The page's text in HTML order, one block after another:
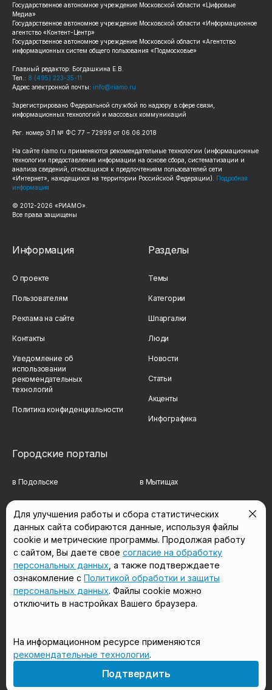
Государственное автономное учреждение Московской области «Цифровые
Медиа»
Государственное автономное учреждение Московской области «Информационное
агентство «Контент-Центр»
Государственное автономное учреждение Московской области «Агентство
информационных систем общего пользования «Подмосковье»
Главный редактор: Богдашкина Е.В.
Тел.: 8 (495) 223-35-11
Адрес электронной почты: info@riamo.ru
Зарегистрировано Федеральной службой по надзору в сфере связи,
информационных технологий и массовых коммуникаций
Рег. номер ЭЛ № ФС 77 – 72999 от 06.06.2018
На сайте riamo.ru применяются рекомендательные технологии (информационные
технологии предоставления информации на основе сбора, систематизации и
анализа сведений, относящихся к предпочтениям пользователей сети
«Интернет», находящихся на территории Российской Федерации). Подробная
информация
© 2012-2026 «РИАМО».
Все права защищены
Информация
О проекте
Пользователям
Реклама на сайте
Контакты
Уведомление об
использовании
рекомендательных
технологий
Политика конфиденциальности
Разделы
Темы
Категории
Шпаргалки
Люди
Новости
Статьи
Акценты
Инфографика
Городские порталы
в Подольске в Мытищах
в Реутове
в Сергиевом Посаде в Люберцах
в Красногорске в Королёве
в Домодедово в Щёлково
18+
Мы в соцсетях
Для улучшения работы и сбора статистических
данных сайта собираются данные, используя файлы
cookie и метрические программы. Продолжая работу
с сайтом, Вы даете свое согласие на обработку
персональных данных , а также подтверждаете
ознакомление с Политикой обработки и защиты
персональных данных. Файлы cookie можно
отключить в настройках Вашего браузера.
На информационном ресурсе применяются
рекомендательные технологии.
Подтвердить